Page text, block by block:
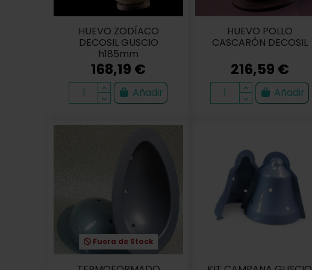
HUEVO ZODÍACO
DECOSIL GUSCIO
h185mm
168,19 €
Añadir
HUEVO POLLO
CASCARÓN DECOSIL
216,59 €
Añadir
Fuera de Stock